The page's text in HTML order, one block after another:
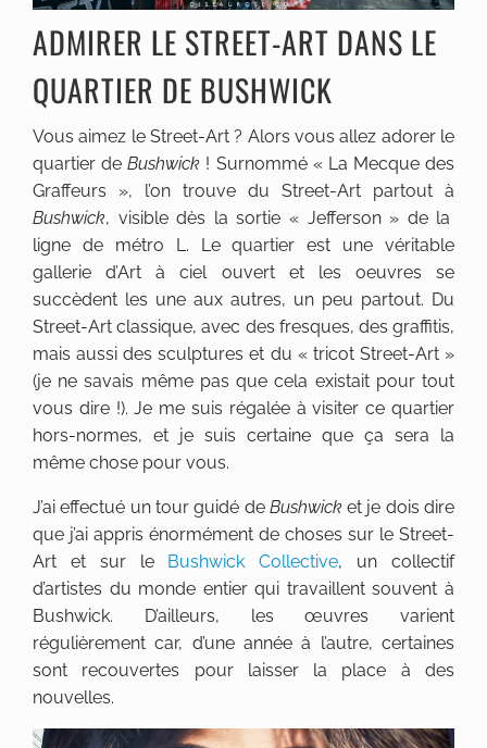
ADMIRER LE STREET-ART DANS LE
QUARTIER DE BUSHWICK
Vous aimez le Street-Art ? Alors vous allez adorer le
quartier de Bushwick ! Surnommé « La Mecque des
Graffeurs », l’on trouve du Street-Art partout à
Bushwick, visible dès la sortie « Jefferson » de la
ligne de métro L. Le quartier est une véritable
gallerie d’Art à ciel ouvert et les oeuvres se
succèdent les une aux autres, un peu partout. Du
Street-Art classique, avec des fresques, des graffitis,
mais aussi des sculptures et du « tricot Street-Art »
(je ne savais même pas que cela existait pour tout
vous dire !). Je me suis régalée à visiter ce quartier
hors-normes, et je suis certaine que ça sera la
même chose pour vous.
J’ai effectué un tour guidé de Bushwicket je dois dire
que j’ai appris énormément de choses sur le Street-
Art et sur le Bushwick Collective, un collectif
d’artistes du monde entier qui travaillent souvent à
Bushwick. D’ailleurs, les œuvres varient
régulièrement car, d’une année à l’autre, certaines
sont recouvertes pour laisser la place à des
nouvelles.